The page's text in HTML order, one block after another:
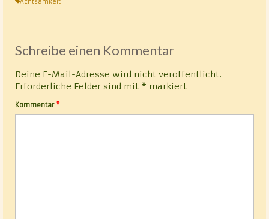
Schreibe einen Kommentar
Deine E-Mail-Adresse wird nicht veröffentlicht.
Erforderliche Felder sind mit * markiert
Kommentar*